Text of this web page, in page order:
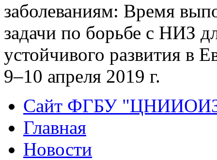
заболеваниям: Время
задачи по борьбе c НИЗ
устойчивого развития в
9–10 апреля 2019 г.
Сайт ФГБУ
Главная
Новости